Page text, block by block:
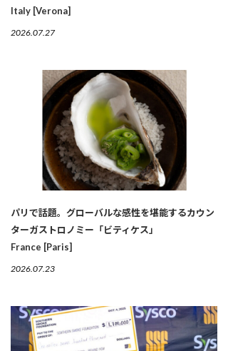
Italy [Verona]
2026.07.27
パリで話題。グローバルな感性を堪能するカウン
ターガストロノミー「ビティケス」
France [Paris]
2026.07.23